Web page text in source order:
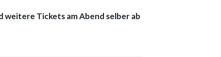
weitere Tickets am Abend selber ab